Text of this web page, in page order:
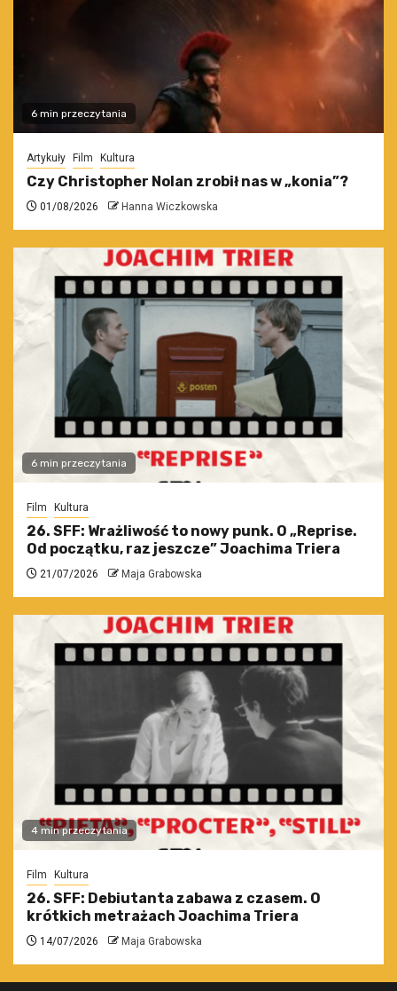
6 min przeczytania
Artykuły Film Kultura
Czy Christopher Nolan zrobił nas w „konia”?
01/08/2026 Hanna Wiczkowska
6 min przeczytania
Film Kultura
26. SFF: Wrażliwość to nowy punk. O „Reprise.
Od początku, raz jeszcze” Joachima Triera
21/07/2026 Maja Grabowska
4 min przeczytania
Film Kultura
26. SFF: Debiutanta zabawa z czasem. O
krótkich metrażach Joachima Triera
14/07/2026 Maja Grabowska